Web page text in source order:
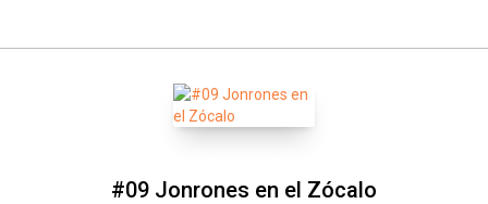
#09 Jonrones en el Zócalo